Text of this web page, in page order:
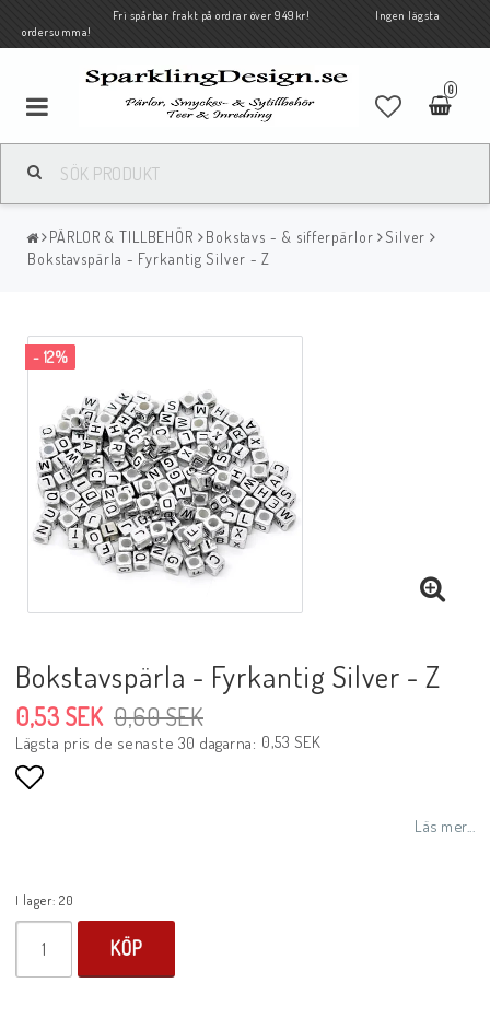
Fri spårbar frakt på ordrar över 949kr! Ingen lägsta
ordersumma!
0
PÄRLOR & TILLBEHÖR Bokstavs - & sifferpärlor
Silver
Bokstavspärla - Fyrkantig Silver - Z
- 12%
Bokstavspärla - Fyrkantig Silver - Z
0,60 SEK
0,53 SEK
Lägsta pris de senaste 30 dagarna 0,53 SEK
Läs mer...
I lager: 20
KÖP